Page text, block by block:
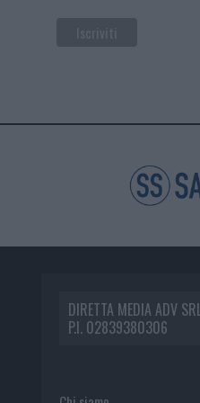
DIRETTA MEDIA ADV SRL
P.I. 02839380306